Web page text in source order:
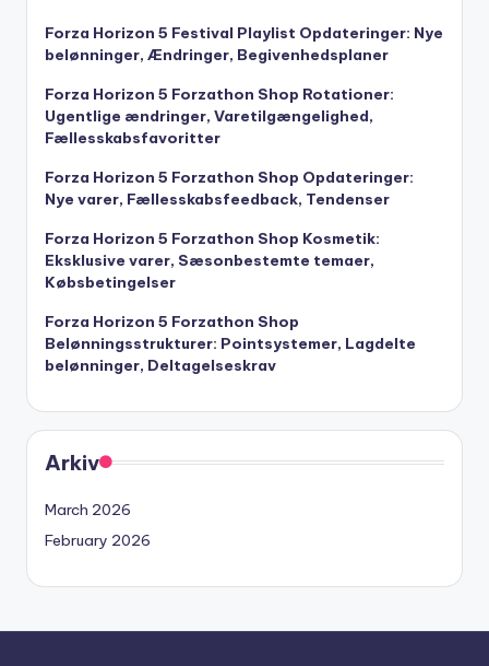
Forza Horizon 5 Festival Playlist Opdateringer: Nye
belønninger, Ændringer, Begivenhedsplaner
Forza Horizon 5 Forzathon Shop Rotationer:
Ugentlige ændringer, Varetilgængelighed,
Fællesskabsfavoritter
Forza Horizon 5 Forzathon Shop Opdateringer:
Nye varer, Fællesskabsfeedback, Tendenser
Forza Horizon 5 Forzathon Shop Kosmetik:
Eksklusive varer, Sæsonbestemte temaer,
Købsbetingelser
Forza Horizon 5 Forzathon Shop
Belønningsstrukturer: Pointsystemer, Lagdelte
belønninger, Deltagelseskrav
Arkiv
March 2026
February 2026